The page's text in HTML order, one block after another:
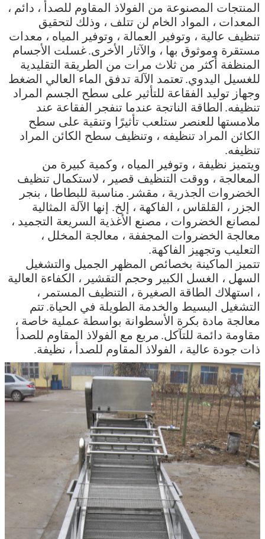
المنتجات المصنوعة من الفولاذ المقاوم للصدأ ، دائم ،
المعدات ، المواد الخام لن تتلف ، وذلك لتحقيق
تنظيف عالية ، وتوفير العمالة ، وتوفير المياه ، معدات
مستقرة وموثوق بها ، والآثار الأخرى.غسلت الأجسام
المنظفة أكثر من ثلاث مرات من الطريقة التقليدية
للغسيل اليدوي. تعتمد الآلة تدفق الماء العالي الضغط
وجهاز توليد الفقاعة للتأثير على سطح الجسم المراد
تنظيفه. الطاقة الناتجة عندما تنفجر الفقاعة عند
ملامستها للعنصر ستلعب تأثيرًا وتنقية على سطح
الكائن المراد تنظيفه ، وتنظيف سطح الكائن المراد
تنظيفه.
ويتميز نظيفة ، وتوفير المياه ، وكمية كبيرة من
المعالجة ، ووقت التنظيف قصير ، لاستكمال تنظيف
الخضروات الجذرية ، مقشر. مناسبة للبطاطا ، بنجر
الجزر ، القلقاس ، الفاكهة ، إلخ. إنها الآلة المثالية
لمصانع الخضروات ، مصنع الأغذية السريعة التجميد ،
معالجة الخضروات المجففة ، معالجة المخلل ،
التعليب وتجهيز الفاكهة.
تتميز الماكينة بخصائص المظهر الجميل والتشغيل
السهل ، الغسل الكبير وحجم التقشير ، الكفاءة العالية
، استهلاك الطاقة الصغيرة ، التنظيف المستمر ،
التشغيل البسيط والخدمة الطويلة في الحياة. تتم
معالجة مادة بكرة الأسطوانة بواسطة عملية خاصة ،
مقاومة دائمة للتآكل. مربع مع الفولاذ المقاوم للصدأ
ذات جودة عالية ، الفولاذ المقاوم للصدأ ، نظيفة.